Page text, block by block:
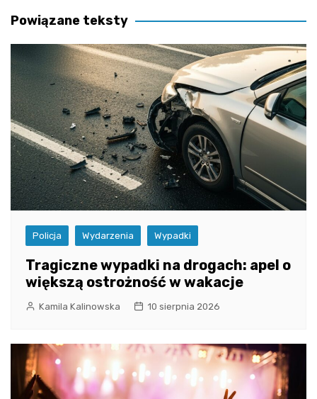
Powiązane teksty
Policja Wydarzenia Wypadki
Tragiczne wypadki na drogach: apel o
większą ostrożność w wakacje
Kamila Kalinowska 10 sierpnia 2026